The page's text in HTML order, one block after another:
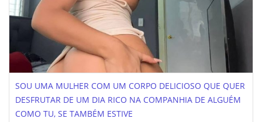
SOU UMA MULHER COM UM CORPO DELICIOSO QUE QUER
DESFRUTAR DE UM DIA RICO NA COMPANHIA DE ALGUÉM
COMO TU, SE TAMBÉM ESTIVE